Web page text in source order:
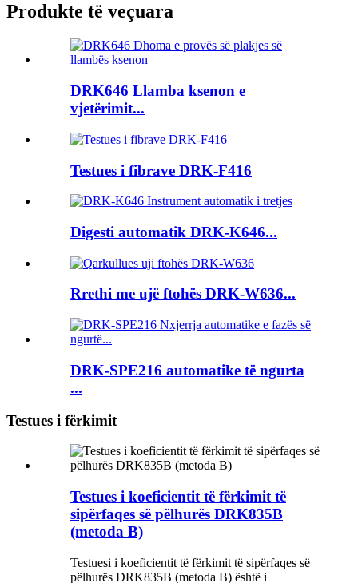
Produkte të veçuara
DRK646 Llamba ksenon e
vjetërimit...
Testues i fibrave DRK-F416
Digesti automatik DRK-K646...
Rrethi me ujë ftohës DRK-W636...
DRK-SPE216 automatike të ngurta
...
Testues i fërkimit
Testues i koeficientit të fërkimit të
sipërfaqes së pëlhurës DRK835B
(metoda B)
Testuesi i koeficientit të fërkimit të sipërfaqes së
pëlhurës DRK835B (metoda B) është i